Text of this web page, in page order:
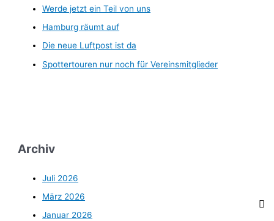
Werde jetzt ein Teil von uns
Hamburg räumt auf
Die neue Luftpost ist da
Spottertouren nur noch für Vereinsmitglieder
Archiv
Juli 2026
März 2026
Januar 2026